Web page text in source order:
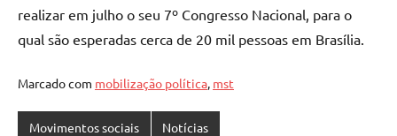
realizar em julho o seu 7º Congresso Nacional, para o
qual são esperadas cerca de 20 mil pessoas em Brasília.
Marcado com mobilização política, mst
Movimentos sociais Notícias